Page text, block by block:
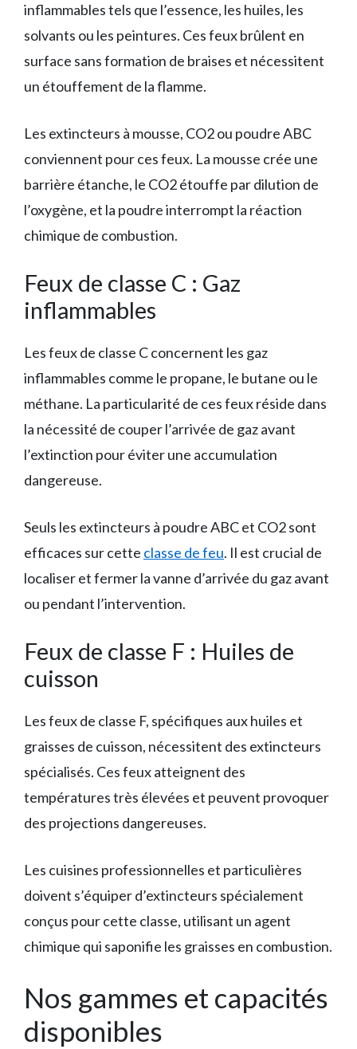
inflammables tels que l’essence, les huiles, les
solvants ou les peintures. Ces feux brûlent en
surface sans formation de braises et nécessitent
un étouffement de la flamme.
Les extincteurs à mousse, CO2 ou poudre ABC
conviennent pour ces feux. La mousse crée une
barrière étanche, le CO2 étouffe par dilution de
l’oxygène, et la poudre interrompt la réaction
chimique de combustion.
Feux de classe C : Gaz
inflammables
Les feux de classe C concernent les gaz
inflammables comme le propane, le butane ou le
méthane. La particularité de ces feux réside dans
la nécessité de couper l’arrivée de gaz avant
l’extinction pour éviter une accumulation
dangereuse.
Seuls les extincteurs à poudre ABC et CO2 sont
efficaces sur cette classe de feu. Il est crucial de
localiser et fermer la vanne d’arrivée du gaz avant
ou pendant l’intervention.
Feux de classe F : Huiles de
cuisson
Les feux de classe F, spécifiques aux huiles et
graisses de cuisson, nécessitent des extincteurs
spécialisés. Ces feux atteignent des
températures très élevées et peuvent provoquer
des projections dangereuses.
Les cuisines professionnelles et particulières
doivent s’équiper d’extincteurs spécialement
conçus pour cette classe, utilisant un agent
chimique qui saponifie les graisses en combustion.
Nos gammes et capacités
disponibles